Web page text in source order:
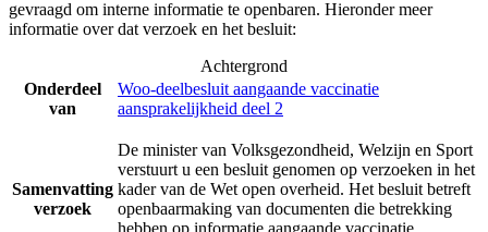
gevraagd om interne informatie te openbaren. Hieronder meer
informatie over dat verzoek en het besluit:
Achtergrond
Onderdeel
van
Woo-deelbesluit aangaande vaccinatie
aansprakelijkheid deel 2
Samenvatting
verzoek
De minister van Volksgezondheid, Welzijn en Sport
verstuurt u een besluit genomen op verzoeken in het
kader van de Wet open overheid. Het besluit betreft
openbaarmaking van documenten die betrekking